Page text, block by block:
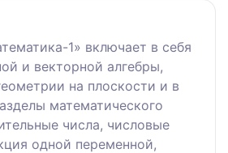
1» включает в себя
и векторной алгебры,
на плоскости и в
математического
числа, числовые
одной переменной,